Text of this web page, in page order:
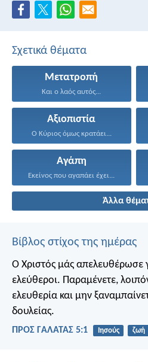
Σχετικά θέματα
Μετατροπή
Και ο λαός αυτός...
Αξιοπιστία
Ο Κύριος όμως κρατάει...
Αγάπη
Εκείνος που αγαπάει έχει...
Άλλα
Βίβλος στίχος της ημέρας
Ο Χριστός μάς απελευθέρωσε
ελεύθεροι. Παραμένετε,
ελευθερία και μην
δουλείας.
ΠΡΟΣ ΓΑΛΑΤΑΣ 5:1 Ιησούς ζωή